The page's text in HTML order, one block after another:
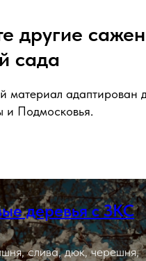
другие
сада
материал адаптирован
и Подмосковья.
деревья с ЗКС
слива, дюк, черешня,